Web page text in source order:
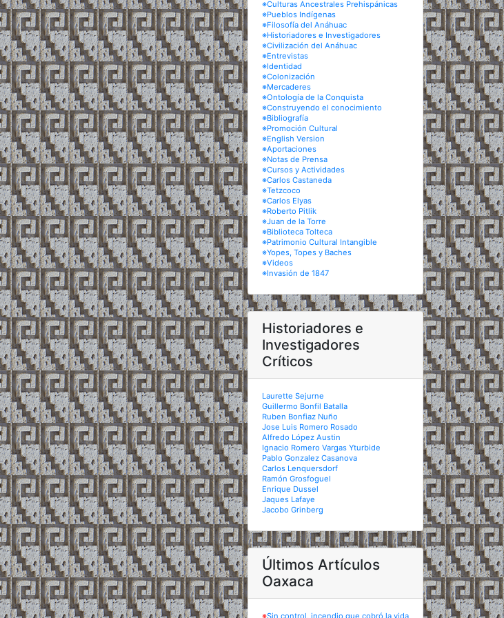
※Culturas Ancestrales Prehispánicas
※Pueblos Indígenas
※Filosofía del Anáhuac
※Historiadores e Investigadores
※Civilización del Anáhuac
※Entrevistas
※Identidad
※Colonización
※Mercaderes
※Ontología de la Conquista
※Construyendo el conocimiento
※Bibliografía
※Promoción Cultural
※English Version
※Aportaciones
※Notas de Prensa
※Cursos y Actividades
※Carlos Castaneda
※Tetzcoco
※Carlos Elyas
※Roberto Pitlik
※Juan de la Torre
※Biblioteca Tolteca
※Patrimonio Cultural Intangible
※Yopes, Topes y Baches
※Videos
※Invasión de 1847
Historiadores e
Investigadores
Críticos
Laurette Sejurne
Guillermo Bonfil Batalla
Ruben Bonfiaz Nuño
Jose Luis Romero Rosado
Alfredo López Austin
Ignacio Romero Vargas Yturbide
Pablo Gonzalez Casanova
Carlos Lenquersdorf
Ramón Grosfoguel
Enrique Dussel
Jaques Lafaye
Jacobo Grinberg
Últimos Artículos
Oaxaca
※Sin control, incendio que cobró la vida